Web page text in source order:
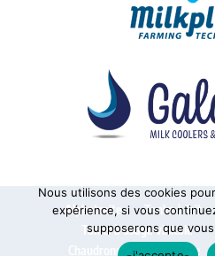
Alphatraite Tanks à lait
Tanks à usage vinicole
Chaudronnerie sur mesure
Nous utilisons des cookies
expérience, si vous
supposerons que